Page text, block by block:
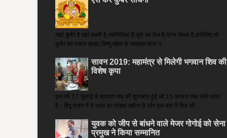
जहां कुबेर है­ वहां लक्ष्मी है,नवनिधियां हैं,सूर्य का तेज है,योग्य सेवक है,इसीलिए तो
कुबेर का स्थान ब्रह्मा,विष्णु,महेश के समकक्ष माना ग...
सावन 2019: महामंत्र से मिलेगी भगवान शिव की
विशेष कृपा
इस वर्ष 17 जुलाई से श्रावण माह की शुरुआत हुई जो 15 अगस्त तक रहने वाला
है। हिंदू पंचांग में ये साल का पांचवा महीना है और इस माह में शिव की...
युवक को जीप से बांधने वाले मेजर गोगोई को सेना
प्रमुख ने किया सम्‍मानित